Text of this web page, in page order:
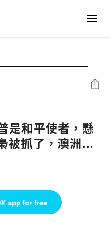
是和平使者，懸
被抓了，澳洲猛
Share
app for free